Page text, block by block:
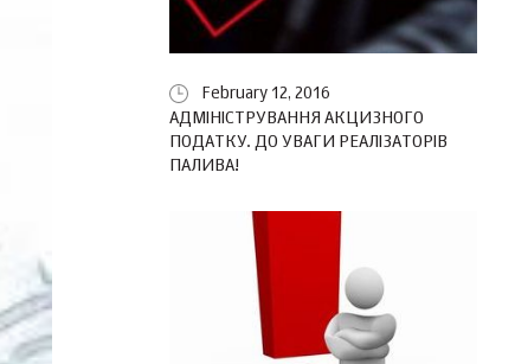
February 12, 2016
АДМІНІСТРУВАННЯ АКЦИЗНОГО
ПОДАТКУ. ДО УВАГИ РЕАЛІЗАТОРІВ
ПАЛИВА!